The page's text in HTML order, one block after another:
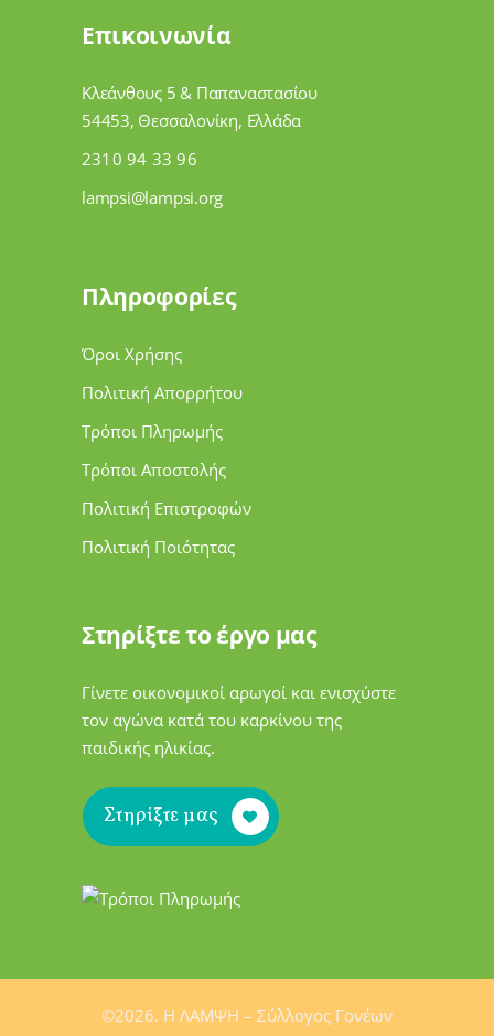
Επικοινωνία
Κλεάνθους 5 & Παπαναστασίου
54453, Θεσσαλονίκη, Ελλάδα
2310 94 33 96
lampsi@lampsi.org
Πληροφορίες
Όροι Χρήσης
Πολιτική Απορρήτου
Τρόποι Πληρωμής
Τρόποι Αποστολής
Πολιτική Επιστροφών
Πολιτική Ποιότητας
Στηρίξτε το έργο μας
Γίνετε οικονομικοί αρωγοί και ενισχύστε
τον αγώνα κατά του καρκίνου της
παιδικής ηλικίας.
Στηρίξτε μας
©2026. H ΛΑΜΨΗ – Σύλλογος Γονέων